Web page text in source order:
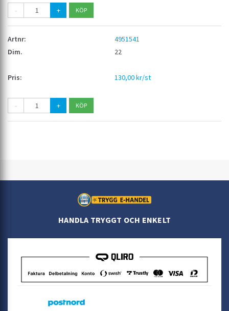
- +
4951541
22
130,00 kr/st
- +
HANDLA TRYGGT OCH ENKELT